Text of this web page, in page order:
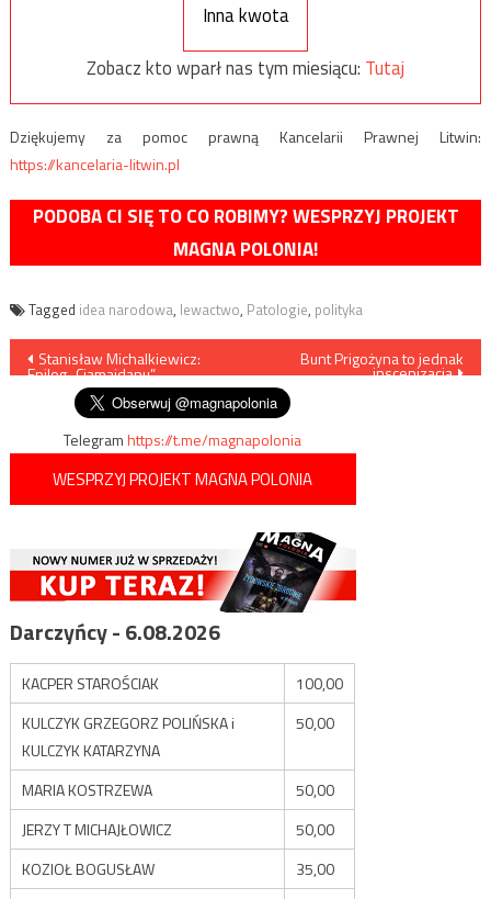
Inna kwota
Zobacz kto wparł nas tym miesiącu: Tutaj
Dziękujemy za pomoc prawną Kancelarii Prawnej Litwin:
https://kancelaria-litwin.pl
PODOBA CI SIĘ TO CO ROBIMY? WESPRZYJ PROJEKT
MAGNA POLONIA!
Tagged idea narodowa, lewactwo, Patologie, polityka
Nawigacja
wpisu
Stanisław Michalkiewicz:
Epilog „Ciamajdanu”
Bunt Prigożyna to jednak
inscenizacja
Telegramhttps://t.me/magnapolonia
WESPRZYJ PROJEKT MAGNA POLONIA
Darczyńcy - 6.08.2026
KACPER STAROŚCIAK
100,00
KULCZYK GRZEGORZ POLIŃSKA i
KULCZYK KATARZYNA
50,00
MARIA KOSTRZEWA
50,00
JERZY T MICHAJŁOWICZ
50,00
KOZIOŁ BOGUSŁAW
35,00